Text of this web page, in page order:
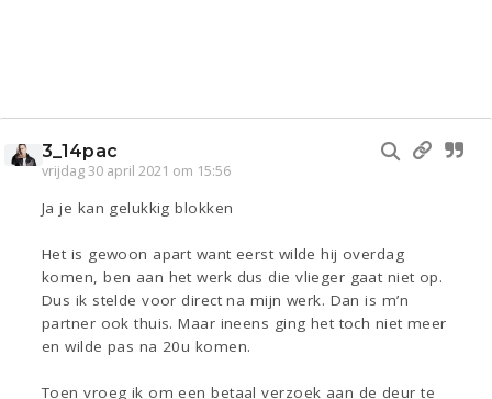
3_14pac
vrijdag 30 april 2021 om 15:56
Ja je kan gelukkig blokken
Het is gewoon apart want eerst wilde hij overdag
komen, ben aan het werk dus die vlieger gaat niet op.
Dus ik stelde voor direct na mijn werk. Dan is m’n
partner ook thuis. Maar ineens ging het toch niet meer
en wilde pas na 20u komen.
Toen vroeg ik om een betaal verzoek aan de deur te